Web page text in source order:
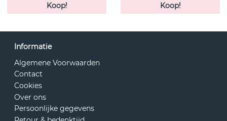
Koop!
Koop!
Informatie
Algemene Voorwaarden
Contact
Cookies
Over ons
Persoonlijke gegevens